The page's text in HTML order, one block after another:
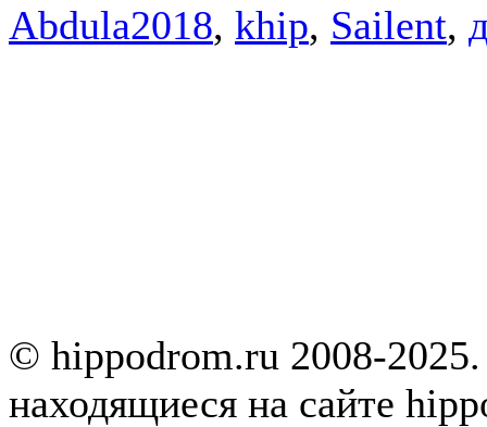
Abdula2018, khip, Sailent,
© hippodrom.ru 2008-
находящиеся на сайте